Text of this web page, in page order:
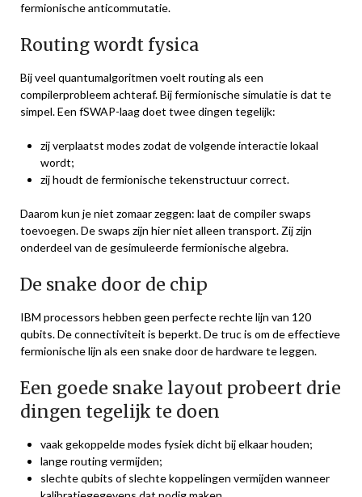
fermionische anticommutatie.
Routing wordt fysica
Bij veel quantumalgoritmen voelt routing als een
compilerprobleem achteraf. Bij fermionische simulatie is dat te
simpel. Een fSWAP-laag doet twee dingen tegelijk:
zij verplaatst modes zodat de volgende interactie lokaal
wordt;
zij houdt de fermionische tekenstructuur correct.
Daarom kun je niet zomaar zeggen: laat de compiler swaps
toevoegen. De swaps zijn hier niet alleen transport. Zij zijn
onderdeel van de gesimuleerde fermionische algebra.
De snake door de chip
IBM processors hebben geen perfecte rechte lijn van 120
qubits. De connectiviteit is beperkt. De truc is om de effectieve
fermionische lijn als een snake door de hardware te leggen.
Een goede snake layout probeert drie
dingen tegelijk te doen
vaak gekoppelde modes fysiek dicht bij elkaar houden;
lange routing vermijden;
slechte qubits of slechte koppelingen vermijden wanneer